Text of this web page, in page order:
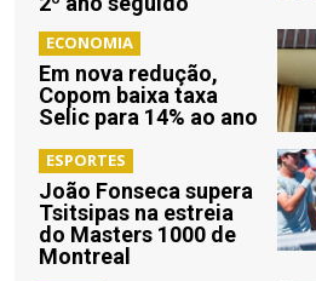
ECONOMIA
Em nova redução,
Copom baixa taxa
Selic para 14% ao ano
ESPORTES
João Fonseca supera
Tsitsipas na estreia
do Masters 1000 de
Montreal